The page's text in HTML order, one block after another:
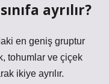
ayrılır?
en geniş gruptur
tohumlar ve çiçek
ikiye ayrılır.